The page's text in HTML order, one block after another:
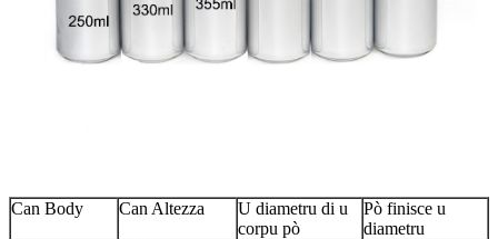
Can Body Can Altezza
U diametru di u
corpu pò
Pò finisce u
diametru